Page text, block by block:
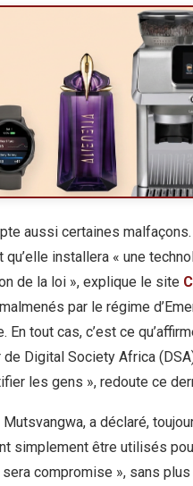
aussi certaines
installera « une
de la loi », explique le site
par le régime
tout cas, c’est ce
Digital Society Africa
les gens », redoute ce
a déclaré,
simplement être utilisés
compromise », sans plus